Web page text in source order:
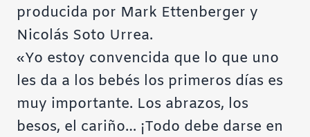
producida por Mark Ettenberger y
Nicolás Soto Urrea.
«Yo estoy convencida que lo que uno
les da a los bebés los primeros días es
muy importante. Los abrazos, los
besos, el cariño… ¡Todo debe darse en